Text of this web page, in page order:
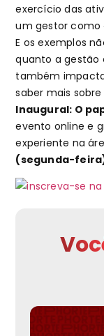
exercício das
um gestor como
E os exemplos
quanto a gestão
também
saber mais
Inaugural: O
evento online e
experiente na
(segunda-